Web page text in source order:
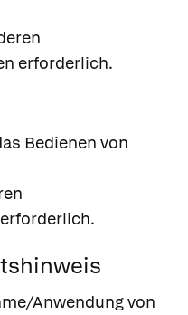
erforderlich.
Bedienen von
Anwendung von